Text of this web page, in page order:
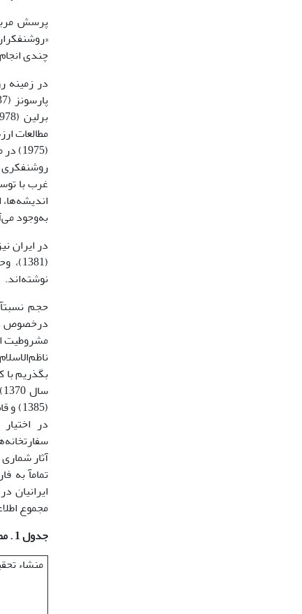
پرسش
چندی
غرب با
به‌وجود
نوشته‌اند.
حجم
درخصوص
در
تمامآ به
مجموع
جدول 1 . مطالعات پیشین در محور نقش و جایگاه اجتماعی و سیاسی روشنفکران
منشاء